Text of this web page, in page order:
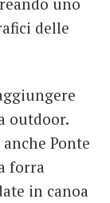
delle
outdoor.
Ponte
forra
in canoa